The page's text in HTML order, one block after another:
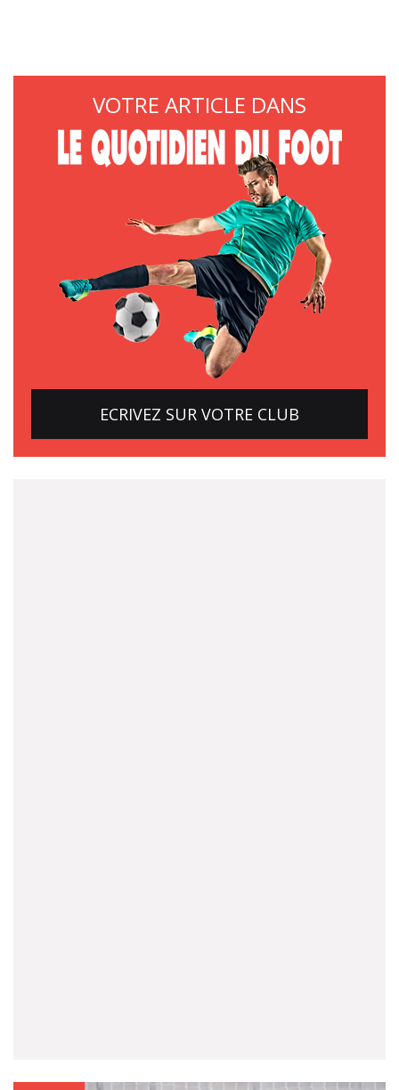
VOTRE ARTICLE DANS
ECRIVEZ SUR VOTRE CLUB